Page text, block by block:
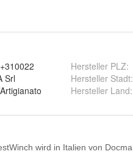
Srl
Hersteller PLZ:
Hersteller Stadt:
Hersteller Land: